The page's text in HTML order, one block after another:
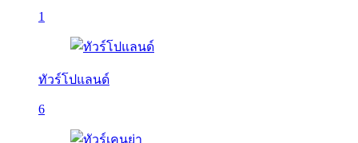
1
ทัวร์โปแลนด์
6